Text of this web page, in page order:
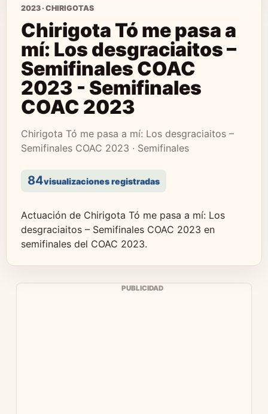
2023 · CHIRIGOTAS
Chirigota Tó me pasa a
mí: Los desgraciaitos –
Semifinales COAC
2023 - Semifinales
COAC 2023
Chirigota Tó me pasa a mí: Los desgraciaitos –
Semifinales COAC 2023 · Semifinales
84visualizaciones registradas
Actuación de Chirigota Tó me pasa a mí: Los
desgraciaitos – Semifinales COAC 2023 en
semifinales del COAC 2023.
PUBLICIDAD